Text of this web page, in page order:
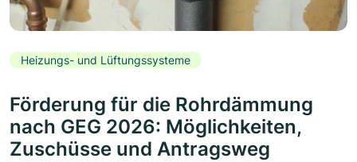
Heizungs- und Lüftungssysteme
Förderung für die Rohrdämmung
nach GEG 2026: Möglichkeiten,
Zuschüsse und Antragsweg